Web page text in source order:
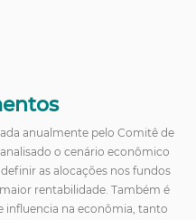
anualmente pelo Comitê de
o cenário econômico
as alocações nos fundos
rentabilidade. Também é
influencia na econômia, tanto